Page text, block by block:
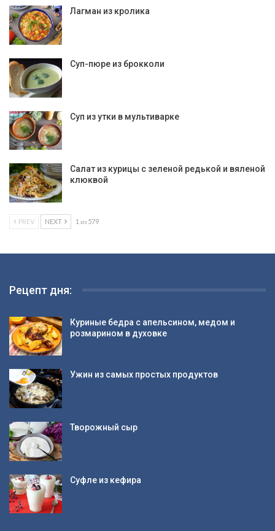
Лагман из кролика
Суп-пюре из брокколи
Суп из утки в мультиварке
Салат из курицы с зеленой редькой и вяленой
клюквой
PREV NEXT 1 из 579
Рецепт дня:
Куриные бедра с апельсином, медом и
розмарином в духовке
Ужин из самых простых продуктов
Творожный сыр
Суфле из кефира